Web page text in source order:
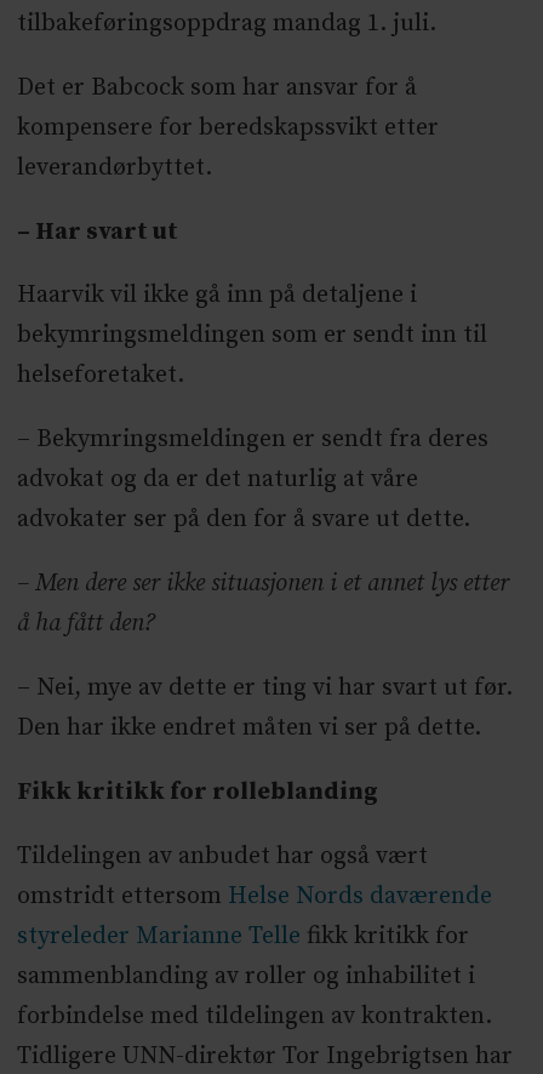
tilbakeføringsoppdrag mandag 1. juli.
Det er Babcock som har ansvar for å
kompensere for beredskapssvikt etter
leverandørbyttet.
– Har svart ut
Haarvik vil ikke gå inn på detaljene i
bekymringsmeldingen som er sendt inn til
helseforetaket.
– Bekymringsmeldingen er sendt fra deres
advokat og da er det naturlig at våre
advokater ser på den for å svare ut dette.
– Men dere ser ikke situasjonen i et annet lys etter
å ha fått den?
– Nei, mye av dette er ting vi har svart ut før.
Den har ikke endret måten vi ser på dette.
Fikk kritikk for rolleblanding
Tildelingen av anbudet har også vært
omstridt ettersom Helse Nords daværende
styreleder Marianne Telle fikk kritikk for
sammenblanding av roller og inhabilitet i
forbindelse med tildelingen av kontrakten.
Tidligere UNN-direktør Tor Ingebrigtsen har